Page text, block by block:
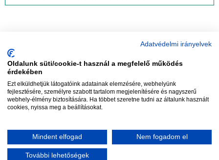
Szerkesztőség:szerk@vadhajtasok.hu
Modi:moderator@vadhajtasok.hu
AdatvédelemImpresszumSzerzői jogok
2018 Vadhajtások.hu
Adatvédelmi irányelvek
Oldalunk süti/cookie-t használ a megfelelő működés
érdekében
Ezt elküldhetjük látogatóink adatainak elemzésére, webhelyünk
fejlesztésére, személyre szabott tartalom megjelenítésére és nagyszerű
webhely-élmény biztosítására. Ha többet szeretne tudni az általunk használt
cookies, nyissa meg a beállításokat.
Mindent elfogad Nem fogadom el
További lehetőségek